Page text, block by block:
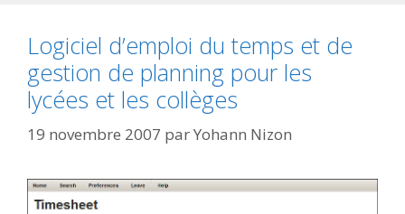
Logiciel d’emploi du temps et de
gestion de planning pour les
lycées et les collèges
19 novembre 2007 parYohann Nizon